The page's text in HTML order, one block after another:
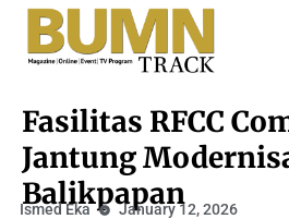
Fasilitas RFCC
Jantung
Balikpapan
Ismed Eka January 12, 2026